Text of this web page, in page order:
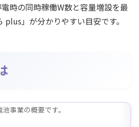
時の同時稼働W数と容量増設を最
」が分かりやすい目安です。
事業の概要です。